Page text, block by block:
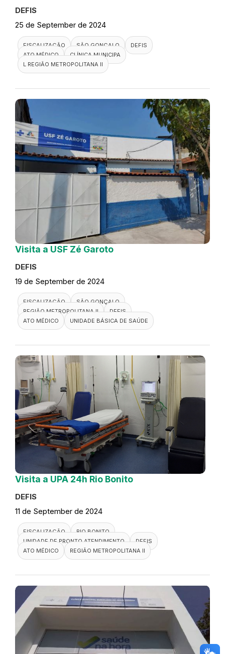
DEFIS
25 de September de 2024
FISCALIZAÇÃO SÃO GONÇALO
DEFIS
ATO MÉDICO
CLÍNICA MUNICIPA
L REGIÃO METROPOLITANA II
Visita a USF Zé Garoto
DEFIS
19 de September de 2024
FISCALIZAÇÃO
SÃO GONÇALO
REGIÃO METROPOLITANA II
DEFIS
ATO MÉDICO
UNIDADE BÁSICA DE SAÚDE
Visita a UPA 24h Rio Bonito
DEFIS
11 de September de 2024
FISCALIZAÇÃO
RIO BONITO
UNIDADE DE PRONTO ATENDIMENTO
DEFIS
ATO MÉDICO
REGIÃO METROPOLITANA II